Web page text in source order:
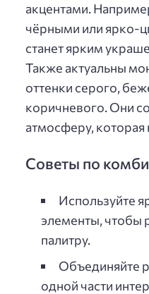
акцентами.
чёрными или ярко-
станет ярким
Также актуальны
оттенки серого,
коричневого. Они
атмосферу, которая
Советы по
Используйте
элементы, чтобы
палитру.
Объединяйте
одной части